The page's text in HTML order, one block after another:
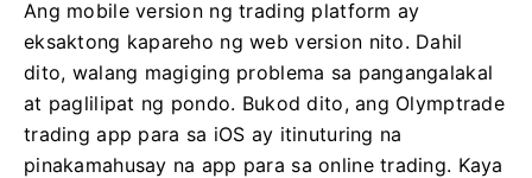
Ang mobile version ng trading platform ay
eksaktong kapareho ng web version nito. Dahil
dito, walang magiging problema sa pangangalakal
at paglilipat ng pondo. Bukod dito, ang Olymptrade
trading app para sa iOS ay itinuturing na
pinakamahusay na app para sa online trading. Kaya